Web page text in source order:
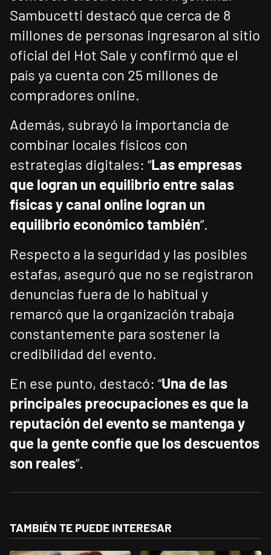
Sambucetti destacó que cerca de 8
millones de personas ingresaron al sitio
oficial del Hot Sale y confirmó que el
país ya cuenta con 25 millones de
compradores online.
Además, subrayó la importancia de
combinar locales físicos con
estrategias digitales: “Las empresas
que logran un equilibrio entre salas
físicas y canal online logran un
equilibrio económico también”.
Respecto a la seguridad y las posibles
estafas, aseguró que no se registraron
denuncias fuera de lo habitual y
remarcó que la organización trabaja
constantemente para sostener la
credibilidad del evento.
En ese punto, destacó: “Una de las
principales preocupaciones es que la
reputación del evento se mantenga y
que la gente confíe que los descuentos
son reales”.
TAMBIÉN TE PUEDE INTERESAR